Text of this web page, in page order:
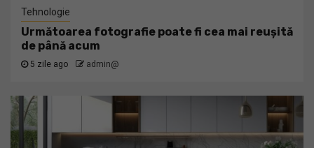
Tehnologie
Următoarea fotografie poate fi cea mai reușită
de până acum
5 zile ago admin@